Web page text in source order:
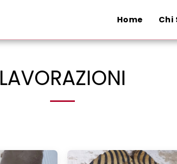
Home Chi
LAVORAZIONI